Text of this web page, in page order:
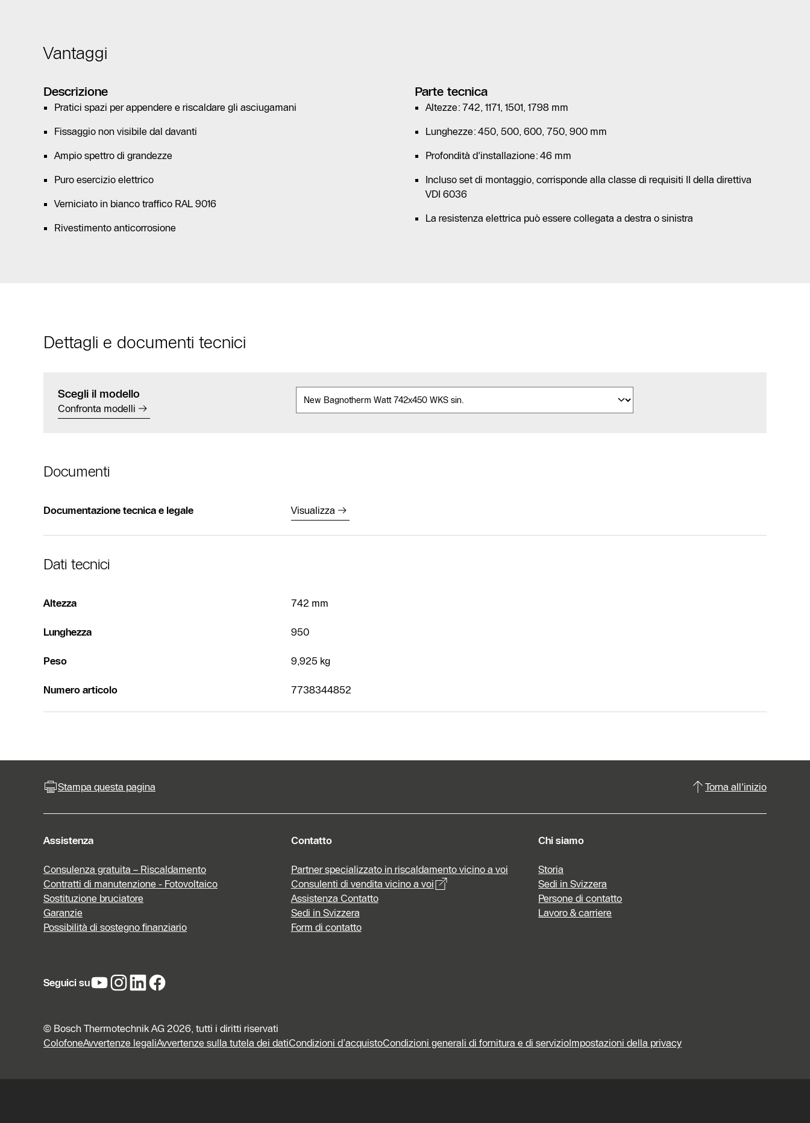
Vantaggi
Descrizione
Pratici spazi per appendere e riscaldare gli asciugamani
Fissaggio non visibile dal davanti
Ampio spettro di grandezze
Puro esercizio elettrico
Verniciato in bianco traffico RAL 9016
Rivestimento anticorrosione
Parte tecnica
Altezze: 742, 1171, 1501, 1798 mm
Lunghezze: 450, 500, 600, 750, 900 mm
Profondità d'installazione: 46 mm
Incluso set di montaggio, corrisponde alla classe di requisiti II della direttiva
VDI 6036
La resistenza elettrica può essere collegata a destra o sinistra
Dettagli e documenti tecnici
Scegli il modello
Confronta modelli
Documenti
Documentazione tecnica e legale Visualizza
Dati tecnici
Altezza 742 mm
Lunghezza 950
Peso 9,925 kg
Numero articolo 7738344852
assistenza
Stampa questa pagina Torna all'inizio
Assistenza
Consulenza gratuita – Riscaldamento
Contratti di manutenzione - Fotovoltaico
Sostituzione bruciatore
Garanzie
Possibilità di sostegno finanziario
Contatto
Partner specializzato in riscaldamento vicino a voi
Consulenti di vendita vicino a voi
Assistenza Contatto
Sedi in Svizzera
Form di contatto
Chi siamo
Storia
Sedi in Svizzera
Persone di contatto
Lavoro & carriere
Seguici su
© Bosch Thermotechnik AG 2026, tutti i diritti riservati
ColofoneAvvertenze legaliAvvertenze sulla tutela dei datiCondizioni d’acquistoCondizioni generali di fornitura e di servizioImpostazioni della privacy